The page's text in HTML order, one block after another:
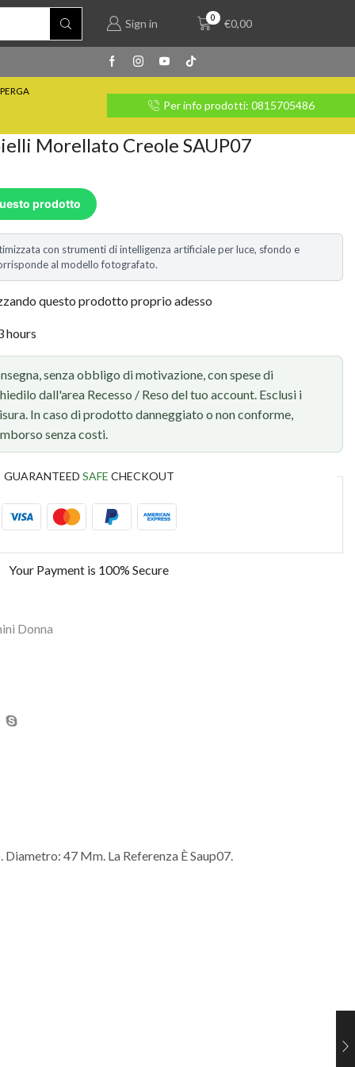
Sign in 0 €0,00
Per info prodotti: 0815705486
Morellato Creole SAUP07
prodotto
con strumenti di intelligenza artificiale per luce, sfondo e
al modello fotografato.
questo prodotto proprio adesso
hours
senza obbligo di motivazione, con spese di
dall'area Recesso / Reso del tuo account. Esclusi i
In caso di prodotto danneggiato o non conforme,
senza costi.
GUARANTEED SAFE CHECKOUT
Your Payment is 100% Secure
Donna
47 Mm. La Referenza È Saup07.